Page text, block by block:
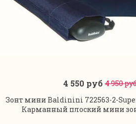
В корзину
4 550 руб4 950
Зонт мини Baldinini 722563-2-
Карманный плоский мини